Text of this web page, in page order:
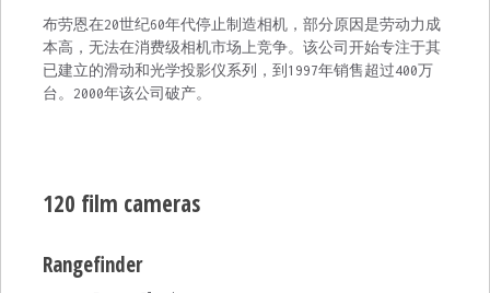
布劳恩在20世纪60年代停止制造相机，部分原因是劳动力成
本高，无法在消费级相机市场上竞争。该公司开始专注于其
已建立的滑动和光学投影仪系列，到1997年销售超过400万
台。2000年该公司破产。
120 film cameras
Rangefinder